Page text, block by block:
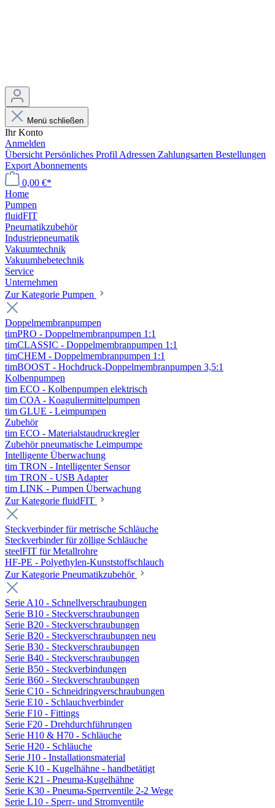
Menü schließen
Ihr Konto
Anmelden
Übersicht Persönliches Profil Adressen Zahlungsarten Bestellungen
Export Abonnements
0,00 €*
Home
Pumpen
fluidFIT
Pneumatikzubehör
Industriepneumatik
Vakuumtechnik
Vakuumhebetechnik
Service
Unternehmen
Zur Kategorie Pumpen
Doppelmembranpumpen
timPRO - Doppelmembranpumpen 1:1
timCLASSIC - Doppelmembranpumpen 1:1
timCHEM - Doppelmembranpumpen 1:1
timBOOST - Hochdruck-Doppelmembranpumpen 3,5:1
Kolbenpumpen
tim ECO - Kolbenpumpen elektrisch
tim COA - Koaguliermittelpumpen
tim GLUE - Leimpumpen
Zubehör
tim ECO - Materialstaudruckregler
Zubehör pneumatische Leimpumpe
Intelligente Überwachung
tim TRON - Intelligenter Sensor
tim TRON - USB Adapter
tim LINK - Pumpen Überwachung
Zur Kategorie fluidFIT
Steckverbinder für metrische Schläuche
Steckverbinder für zöllige Schläuche
steelFIT für Metallrohre
HF-PE - Polyethylen-Kunststoffschlauch
Zur Kategorie Pneumatikzubehör
Serie A10 - Schnellverschraubungen
Serie B10 - Steckverschraubungen
Serie B20 - Steckverschraubungen
Serie B20 - Steckverschraubungen neu
Serie B30 - Steckverschraubungen
Serie B40 - Steckverschraubungen
Serie B50 - Steckverbindungen
Serie B60 - Steckverschraubungen
Serie C10 - Schneidringverschraubungen
Serie E10 - Schlauchverbinder
Serie F10 - Fittings
Serie F20 - Drehdurchführungen
Serie H10 & H70 - Schläuche
Serie H20 - Schläuche
Serie J10 - Installationsmaterial
Serie K10 - Kugelhähne - handbetätigt
Serie K21 - Pneuma-Kugelhähne
Serie K30 - Pneuma-Sperrventile 2-2 Wege
Serie L10 - Sperr- und Stromventile